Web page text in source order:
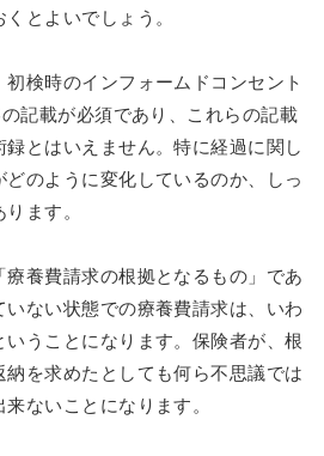
とよいでしょう。
検時のインフォームドコンセント
記載が必須であり、これらの記載
とはいえません。特に経過に関し
のように変化しているのか、しっ
ます。
養費請求の根拠となるもの」であ
いない状態での療養費請求は、いわ
うことになります。保険者が、根
を求めたとしても何ら不思議では
ないことになります。